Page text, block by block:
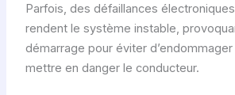
Parfois, des défaillances
rendent le système instable,
démarrage pour éviter
mettre en danger le conducteur.